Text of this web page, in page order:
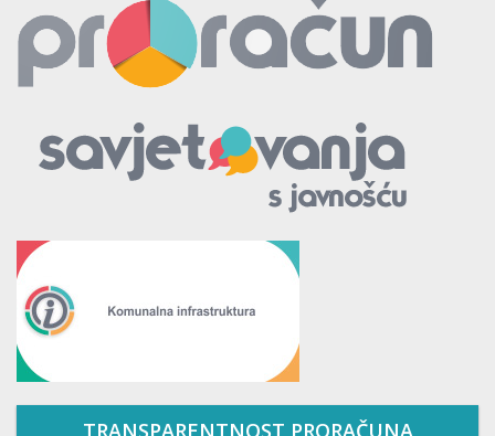
TRANSPARENTNOST PRORAČUNA